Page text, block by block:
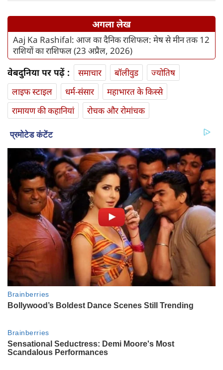
अगला लेख
Aaj Ka Rashifal: आज का दैनिक राशिफल: मेष से मीन तक 12
राशियों का राशिफल (23 अप्रैल, 2026)
वेबदुनिया पर पढ़ें : समाचार बॉलीवुड
ज्योतिष
लाइफ स्‍टाइल
धर्म-संसार
महाभारत के किस्से
रामायण की कहानियां
रोचक और रोमांचक